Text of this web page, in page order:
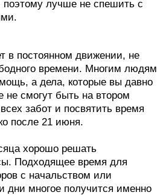
лучше не спешить с
в постоянном движении, не
времени. Многим людям
а дела, которые вы давно
смогут быть на втором
забот и посвятить время
после 21 июня.
хорошо решать
Подходящее время для
с начальством или
дни многое получится именно